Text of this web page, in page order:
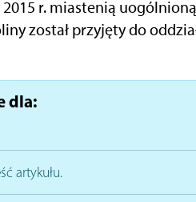
r. miastenią
został przyjęty do
dla:
artykułu.